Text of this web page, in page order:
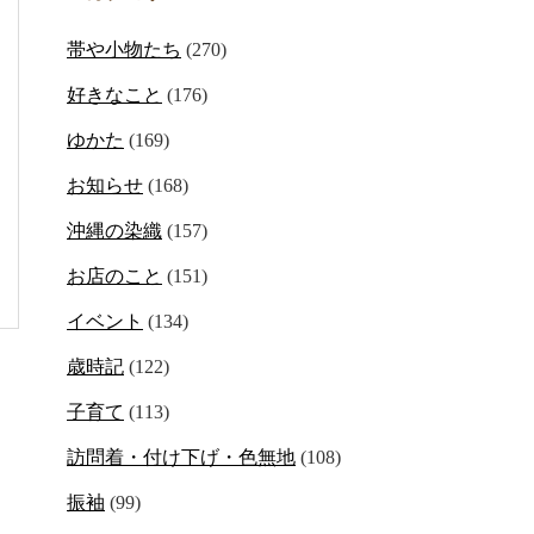
帯や小物たち (270)
好きなこと (176)
ゆかた (169)
お知らせ (168)
沖縄の染織 (157)
お店のこと (151)
イベント (134)
歳時記 (122)
子育て (113)
訪問着・付け下げ・色無地 (108)
振袖 (99)